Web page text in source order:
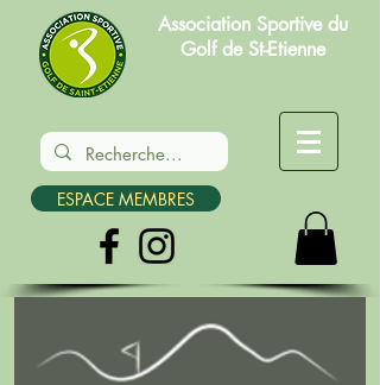
Association Sportive du
Golf de St-Etienne
ESPACE MEMBRES